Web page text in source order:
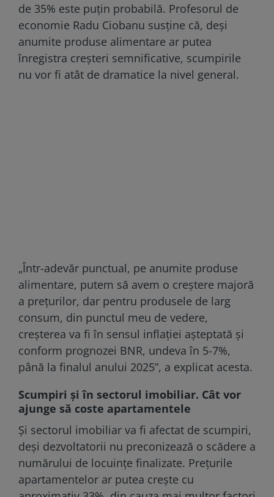
de 35% este puțin probabilă. Profesorul de
economie Radu Ciobanu susține că, deși
anumite produse alimentare ar putea
înregistra creșteri semnificative, scumpirile
nu vor fi atât de dramatice la nivel general.
„Într-adevăr punctual, pe anumite produse
alimentare, putem să avem o creștere majoră
a prețurilor, dar pentru produsele de larg
consum, din punctul meu de vedere,
creșterea va fi în sensul inflației așteptată și
conform prognozei BNR, undeva în 5-7%,
până la finalul anului 2025”, a explicat acesta.
Scumpiri şi în sectorul imobiliar. Cât vor
ajunge să coste apartamentele
Și sectorul imobiliar va fi afectat de scumpiri,
deși dezvoltatorii nu preconizează o scădere a
numărului de locuințe finalizate. Prețurile
apartamentelor ar putea crește cu